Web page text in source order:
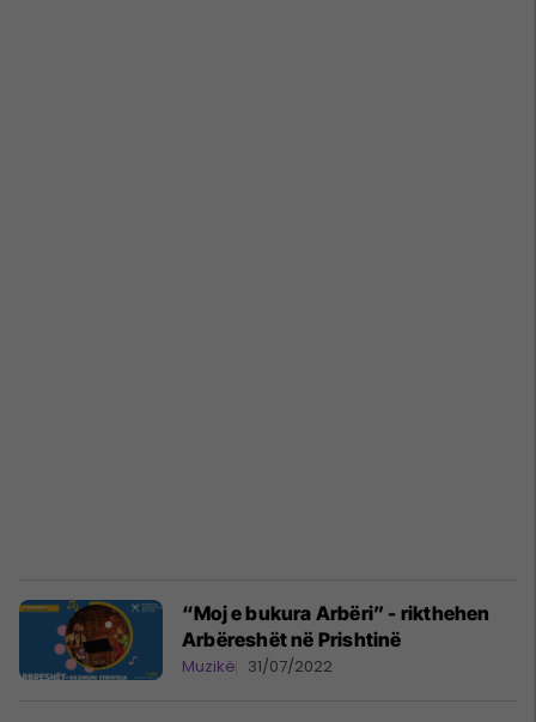
“Moj e bukura Arbëri” - rikthehen
Arbëreshët në Prishtinë
Muzikë 31/07/2022